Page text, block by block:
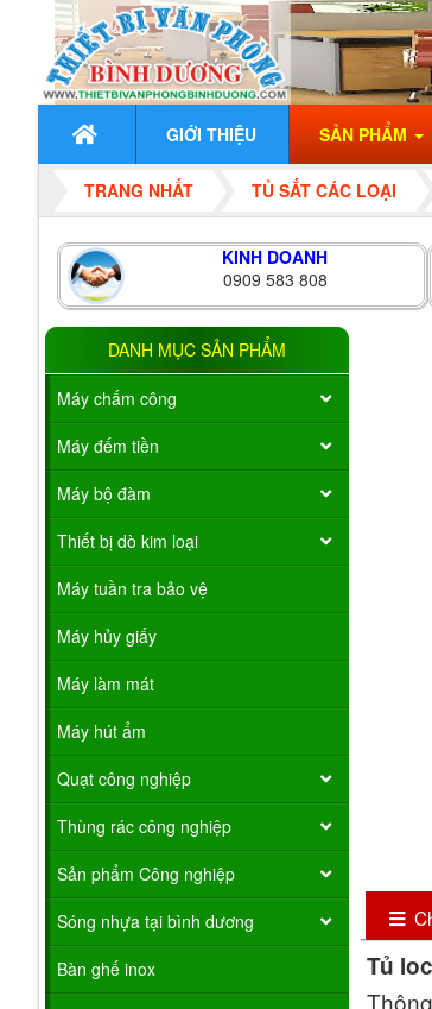
GIỚI THIỆU SẢN PHẨM
TRANG NHẤT TỦ SẮT CÁC LOẠI
KINH DOANH
0909 583 808
Tủ
DANH MỤC SẢN PHẨM
Máy chấm công
Máy đếm tiền
Máy bộ đàm
Thiết bị dò kim loại
Máy tuần tra bảo vệ
Máy hủy giấy
Máy làm mát
Máy hút ẩm
Quạt công nghiệp
Thùng rác công nghiệp
Sản phẩm Công nghiệp
Sóng nhựa tại bình dương
Bàn ghế inox